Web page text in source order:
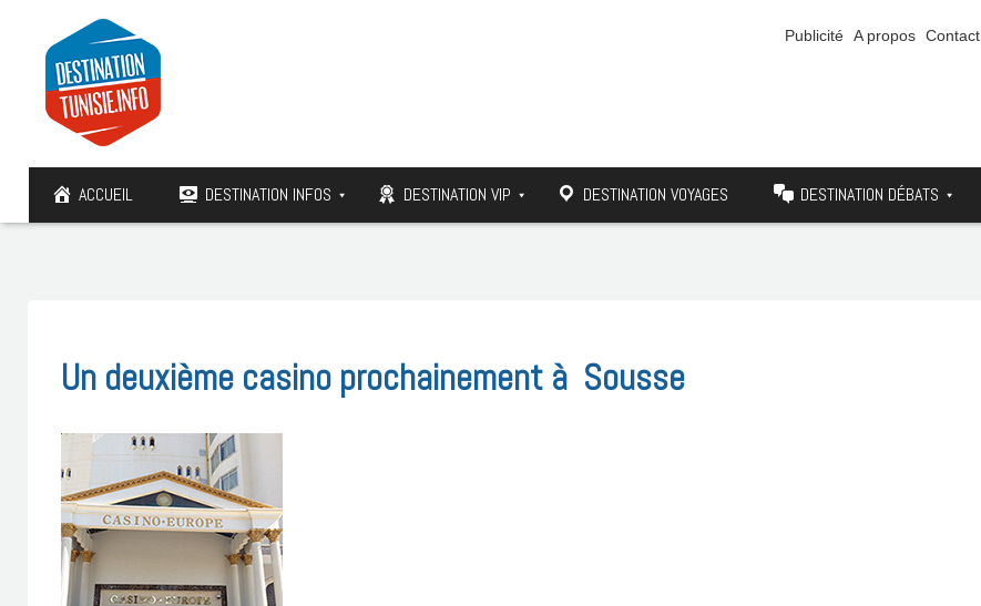
Publicité A propos Contact
ACCUEIL DESTINATION INFOS DESTINATION VIP DESTINATION VOYAGES DESTINATION DÉBATS
Un deuxième casino prochainement à Sousse